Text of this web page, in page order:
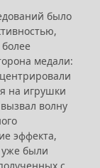
было
медали:
на игрушки
волну
эффекта,
уже были